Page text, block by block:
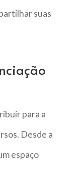
suas
para a
Desde a
espaço